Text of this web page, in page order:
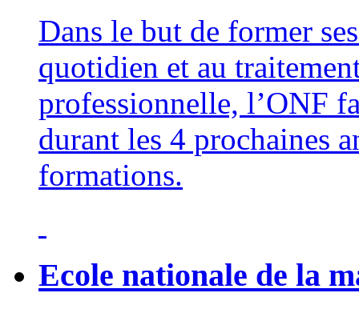
Dans le but de former
quotidien et au
professionnelle, l’ONF
durant les 4 prochaines
formations.
Ecole nationale de la